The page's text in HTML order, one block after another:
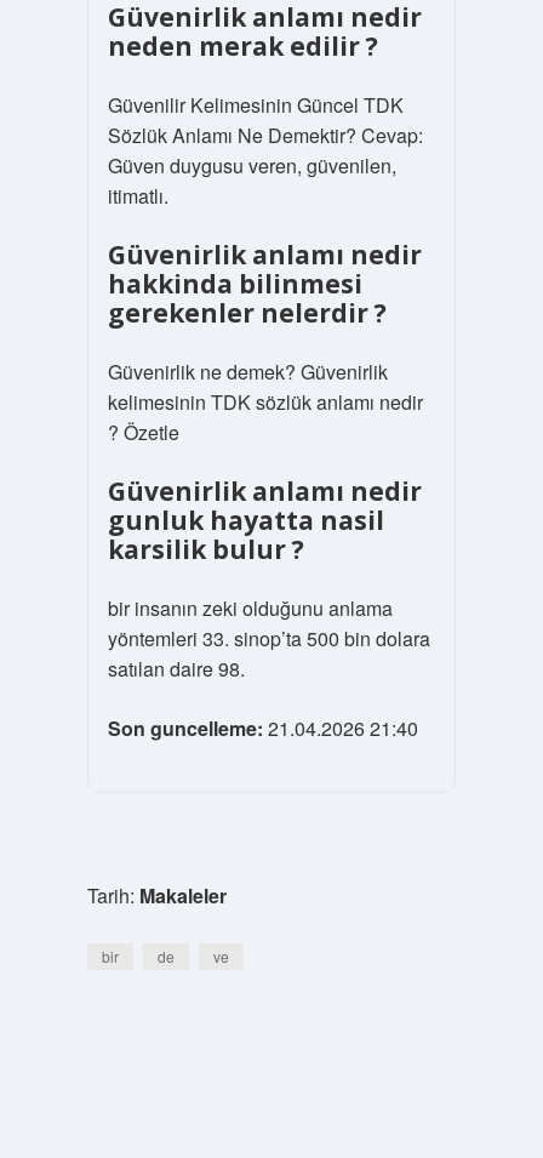
Güvenirlik anlamı nedir
neden merak edilir ?
Güvenilir Kelimesinin Güncel TDK
Sözlük Anlamı Ne Demektir? Cevap:
Güven duygusu veren, güvenilen,
itimatlı.
Güvenirlik anlamı nedir
hakkinda bilinmesi
gerekenler nelerdir ?
Güvenirlik ne demek? Güvenirlik
kelimesinin TDK sözlük anlamı nedir
? Özetle
Güvenirlik anlamı nedir
gunluk hayatta nasil
karsilik bulur ?
bir insanın zeki olduğunu anlama
yöntemleri 33. sinop’ta 500 bin dolara
satılan daire 98.
Son guncelleme: 21.04.2026 21:40
Tarih: Makaleler
bir de ve